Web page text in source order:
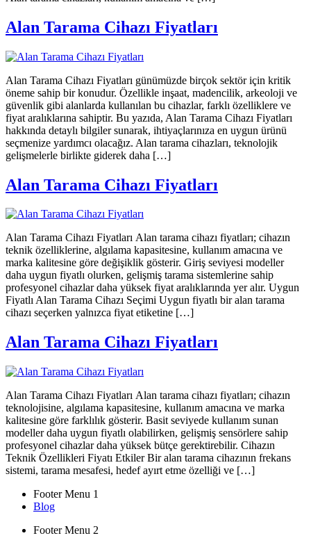
Alan Tarama Cihazı Fiyatları
Alan Tarama Cihazı Fiyatları günümüzde birçok sektör için kritik
öneme sahip bir konudur. Özellikle inşaat, madencilik, arkeoloji ve
güvenlik gibi alanlarda kullanılan bu cihazlar, farklı özelliklere ve
fiyat aralıklarına sahiptir. Bu yazıda, Alan Tarama Cihazı Fiyatları
hakkında detaylı bilgiler sunarak, ihtiyaçlarınıza en uygun ürünü
seçmenize yardımcı olacağız. Alan tarama cihazları, teknolojik
gelişmelerle birlikte giderek daha […]
Alan Tarama Cihazı Fiyatları
Alan Tarama Cihazı Fiyatları Alan tarama cihazı fiyatları; cihazın
teknik özelliklerine, algılama kapasitesine, kullanım amacına ve
marka kalitesine göre değişiklik gösterir. Giriş seviyesi modeller
daha uygun fiyatlı olurken, gelişmiş tarama sistemlerine sahip
profesyonel cihazlar daha yüksek fiyat aralıklarında yer alır. Uygun
Fiyatlı Alan Tarama Cihazı Seçimi Uygun fiyatlı bir alan tarama
cihazı seçerken yalnızca fiyat etiketine […]
Alan Tarama Cihazı Fiyatları
Alan Tarama Cihazı Fiyatları Alan tarama cihazı fiyatları; cihazın
teknolojisine, algılama kapasitesine, kullanım amacına ve marka
kalitesine göre farklılık gösterir. Basit seviyede kullanım sunan
modeller daha uygun fiyatlı olabilirken, gelişmiş sensörlere sahip
profesyonel cihazlar daha yüksek bütçe gerektirebilir. Cihazın
Teknik Özellikleri Fiyatı Etkiler Bir alan tarama cihazının frekans
sistemi, tarama mesafesi, hedef ayırt etme özelliği ve […]
Footer Menu 1
Blog
Footer Menu 2